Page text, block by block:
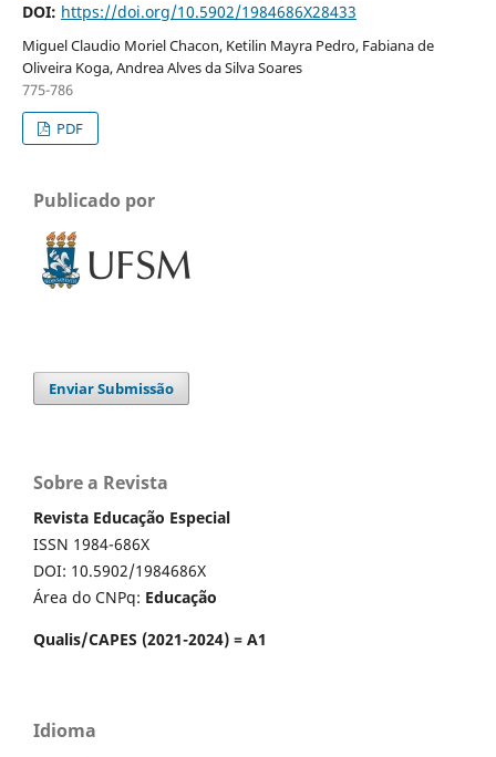
DOI: https://doi.org/10.5902/1984686X28433
Miguel Claudio Moriel Chacon, Ketilin Mayra Pedro, Fabiana de
Oliveira Koga, Andrea Alves da Silva Soares
775-786
PDF
Publicado por
Enviar Submissão
Sobre a Revista
Revista Educação Especial
ISSN 1984-686X
DOI: 10.5902/1984686X
Área do CNPq: Educação
Qualis/CAPES (2021-2024) = A1
Idioma